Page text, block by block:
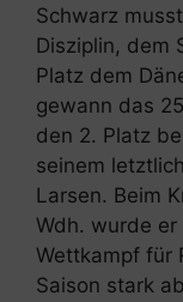
Schwarz
Disziplin, dem
Platz dem
gewann das
den 2. Platz
seinem
Larsen. Beim
Wdh. wurde
Wettkampf für
Saison stark